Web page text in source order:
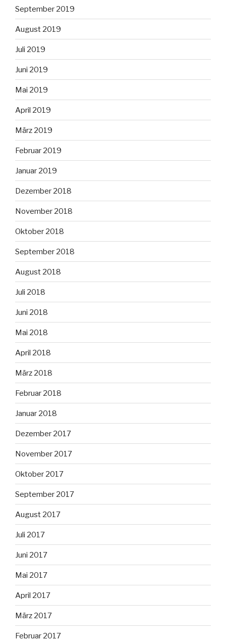
September 2019
August 2019
Juli 2019
Juni 2019
Mai 2019
April 2019
März 2019
Februar 2019
Januar 2019
Dezember 2018
November 2018
Oktober 2018
September 2018
August 2018
Juli 2018
Juni 2018
Mai 2018
April 2018
März 2018
Februar 2018
Januar 2018
Dezember 2017
November 2017
Oktober 2017
September 2017
August 2017
Juli 2017
Juni 2017
Mai 2017
April 2017
März 2017
Februar 2017